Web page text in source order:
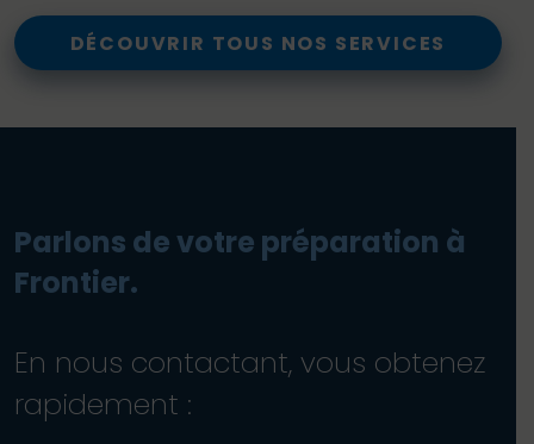
DÉCOUVRIR TOUS NOS SERVICES
Parlons de votre préparation à
Frontier.
En nous contactant, vous obtenez
rapidement :